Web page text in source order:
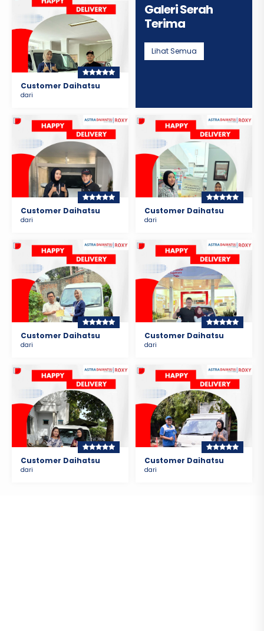
Customer Daihatsu
dari
Galeri Serah
Terima
Lihat Semua
Customer Daihatsu
dari
Customer Daihatsu
dari
Customer Daihatsu
dari
Customer Daihatsu
dari
Customer Daihatsu
dari
Customer Daihatsu
dari